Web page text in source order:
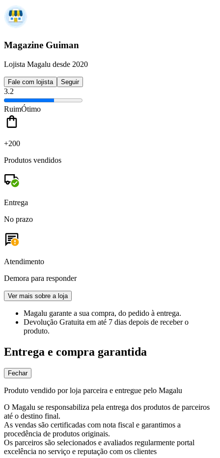
Magazine Guiman
Lojista Magalu desde 2020
Fale com lojista Seguir
3.2
RuimÓtimo
+200
Produtos vendidos
Entrega
No prazo
Atendimento
Demora para responder
Ver mais sobre a loja
Magalu garante a sua compra, do pedido à entrega.
Devolução Gratuita em até 7 dias depois de receber o
produto.
Entrega e compra garantida
Fechar
Produto vendido por loja parceira e entregue pelo Magalu
O Magalu se responsabiliza pela entrega dos produtos de parceiros
até o destino final.
As vendas são certificadas com nota fiscal e garantimos a
procedência de produtos originais.
Os parceiros são selecionados e avaliados regularmente portal
excelência no serviço e reputação com os clientes